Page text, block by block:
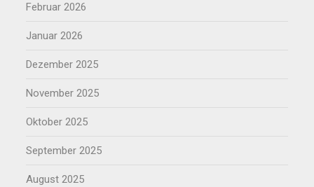
Februar 2026
Januar 2026
Dezember 2025
November 2025
Oktober 2025
September 2025
August 2025